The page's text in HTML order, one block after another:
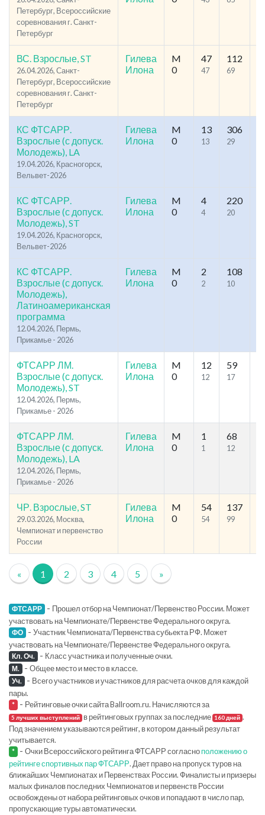
Петербург, Всероссийские
соревнования г. Санкт-
Петербург
ВС. Взрослые, ST
26.04.2026, Санкт-
Петербург, Всероссийские
соревнования г. Санкт-
Петербург
Гилева
Илона
M
0
47
47
112
69
КС ФТСАРР.
Взрослые (с допуск.
Молодежь), LA
19.04.2026, Красногорск,
Вельвет-2026
Гилева
Илона
M
0
13
13
306
29
КС ФТСАРР.
Взрослые (с допуск.
Молодежь), ST
19.04.2026, Красногорск,
Вельвет-2026
Гилева
Илона
M
0
4
4
220
20
КС ФТСАРР.
Взрослые (с допуск.
Молодежь),
Латиноамериканская
программа
12.04.2026, Пермь,
Прикамье - 2026
Гилева
Илона
M
0
2
2
108
10
ФТСАРР ЛМ.
Взрослые (с допуск.
Молодежь), ST
12.04.2026, Пермь,
Прикамье - 2026
Гилева
Илона
M
0
12
12
59
17
ФТСАРР ЛМ.
Взрослые (с допуск.
Молодежь), LA
12.04.2026, Пермь,
Прикамье - 2026
Гилева
Илона
M
0
1
1
68
12
ЧР. Взрослые, ST
29.03.2026, Москва,
Чемпионат и первенство
России
Гилева
Илона
M
0
54
54
137
99
« 1 2 3 4 5 »
ФТСАРР - Прошел отбор на Чемпионат/Первенство России. Может
участвовать на Чемпионате/Первенстве Федерального округа.
ФО - Участник Чемпионата/Первенства субьекта РФ. Может
участвовать на Чемпионате/Первенстве Федерального округа.
Кл. Оч. - Класс участника и полученные очки.
М. - Общее место и место в классе.
Уч. - Всего участников и участников для расчета очков для каждой
пары.
* - Рейтинговые очки сайта Ballroom.ru. Начисляются за
5 лучших выступлений в рейтинговых группах за последние 160 дней .
Под значением указываются рейтинг, в котором данный результат
учитывается.
* - Очки Всероссийского рейтинга ФТСАРР согласноположению о
рейтинге спортивных пар ФТСАРР. Дает право на пропуск туров на
ближайших Чемпионатах и Первенствах России. Финалисты и призеры
малых финалов последних Чемпионатов и первенств России
освобождены от набора рейтинговых очков и попадают в число пар,
пропускающие туры автоматически.